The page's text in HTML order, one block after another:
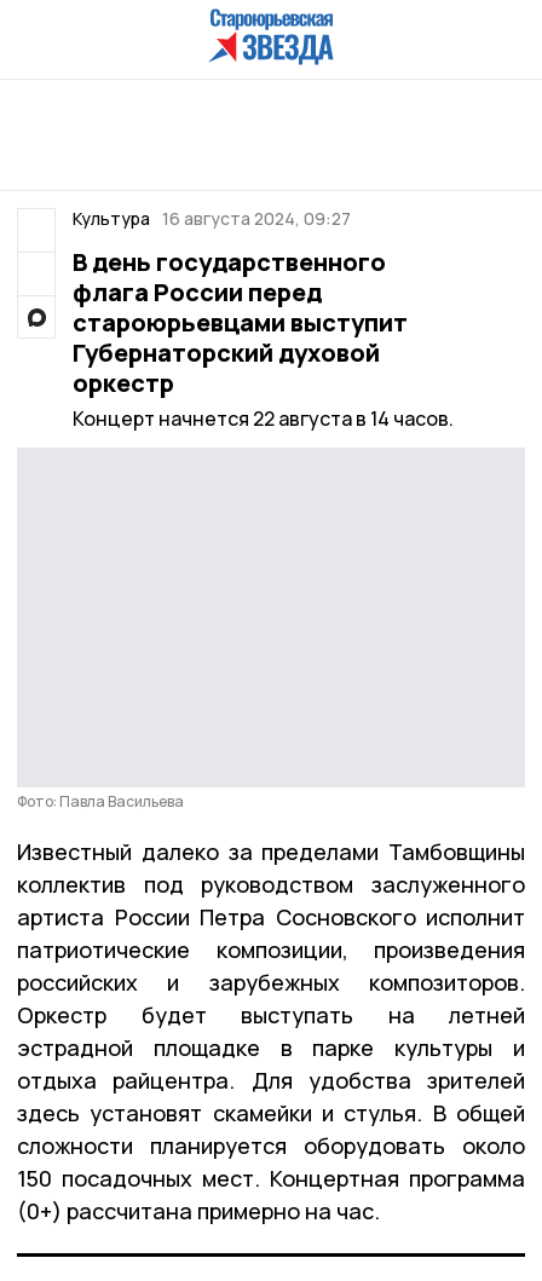
Культура 16 августа 2024, 09:27
В день государственного
флага России перед
староюрьевцами выступит
Губернаторский духовой
оркестр
Концерт начнется 22 августа в 14 часов.
Фото: Павла Васильева
Известный далеко за пределами Тамбовщины
коллектив под руководством заслуженного
артиста России Петра Сосновского исполнит
патриотические композиции, произведения
российских и зарубежных композиторов.
Оркестр будет выступать на летней
эстрадной площадке в парке культуры и
отдыха райцентра. Для удобства зрителей
здесь установят скамейки и стулья. В общей
сложности планируется оборудовать около
150 посадочных мест. Концертная программа
(0+) рассчитана примерно на час.